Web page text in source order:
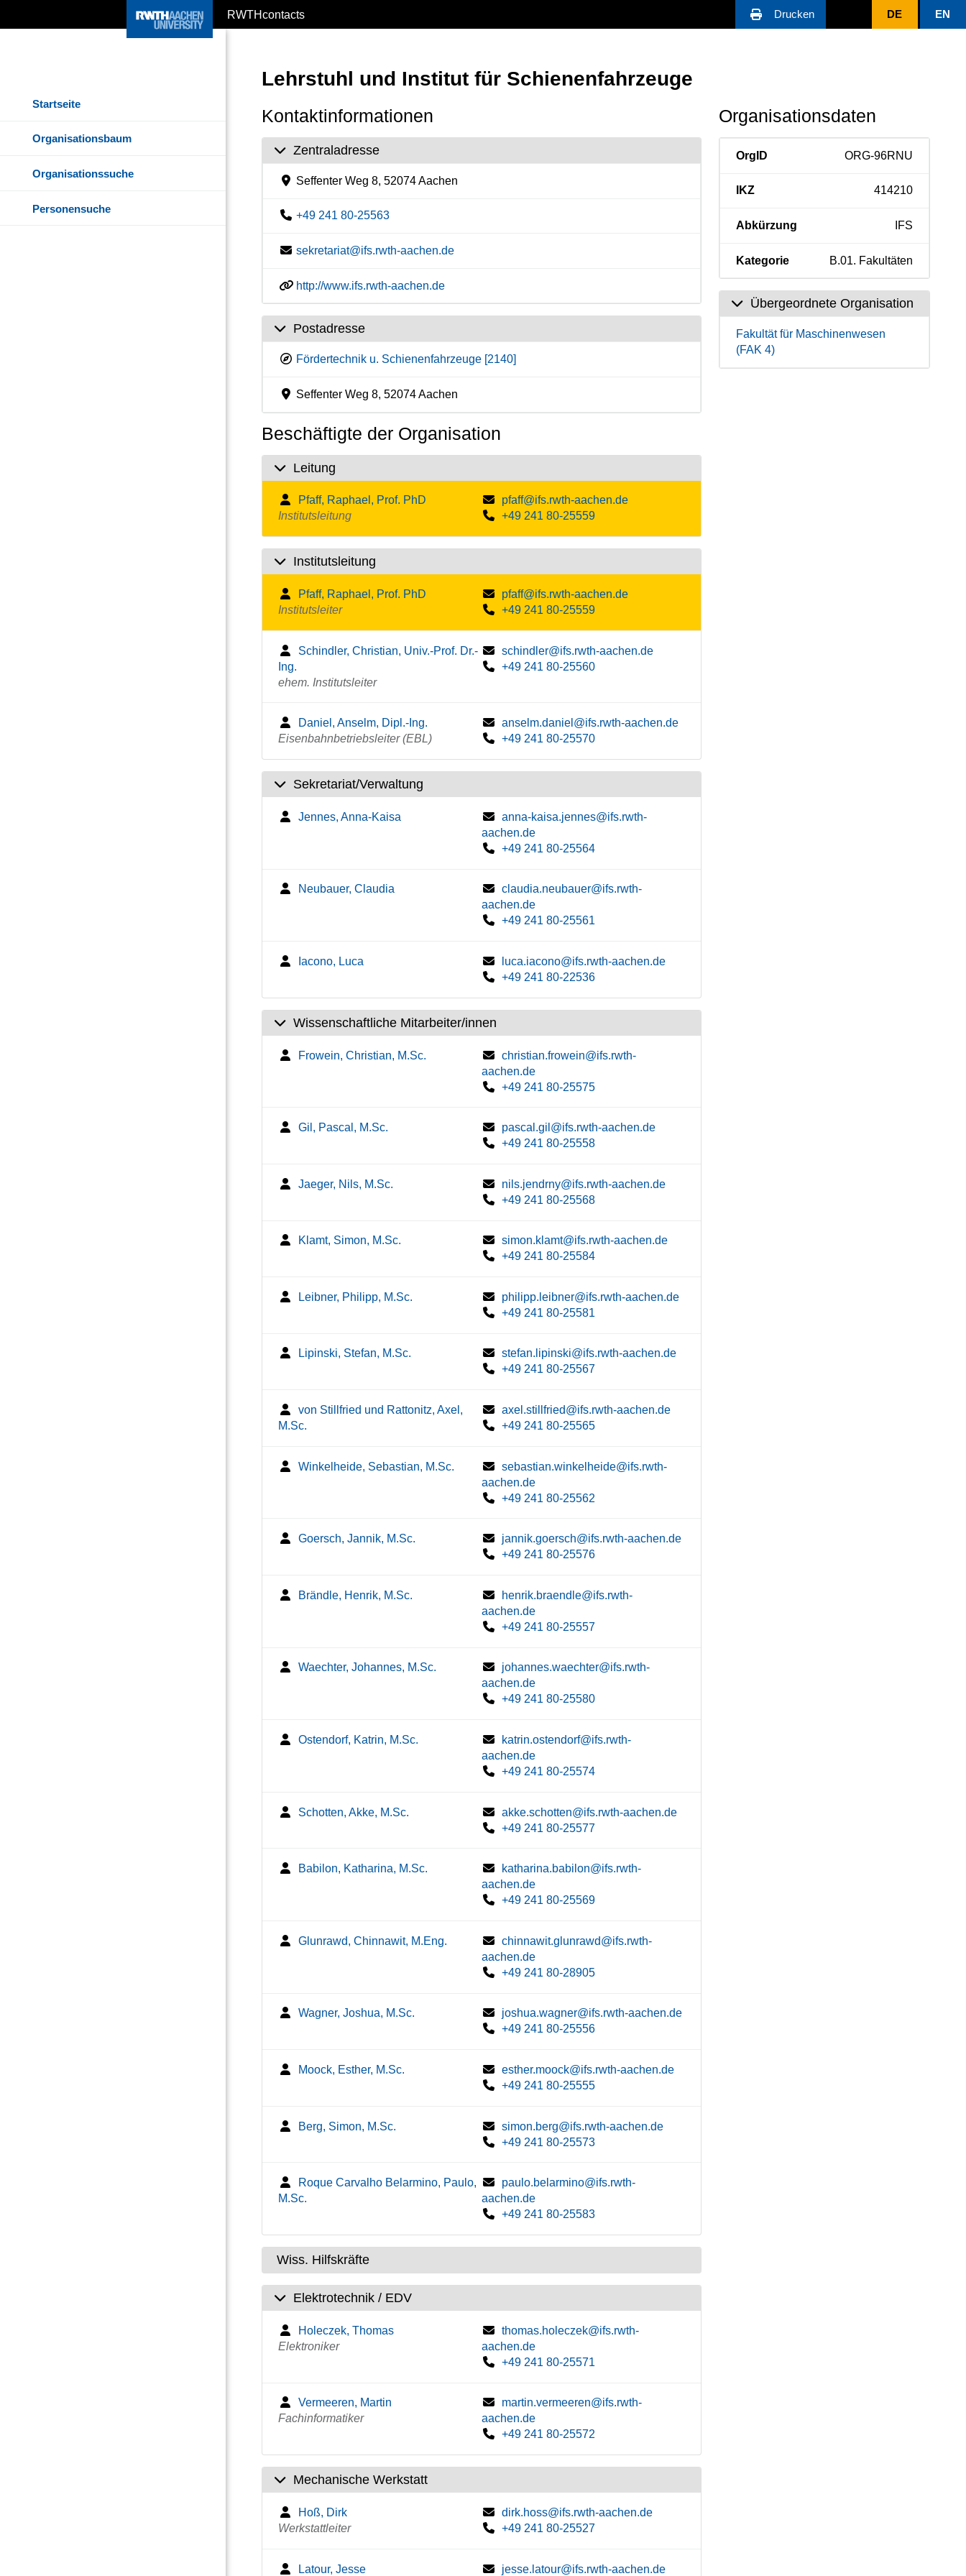
RWTHcontacts Drucken DE EN
Startseite
Organisationsbaum
Organisationssuche
Personensuche
Lehrstuhl und Institut für Schienenfahrzeuge
Kontaktinformationen
Zentraladresse
Seffenter Weg 8, 52074 Aachen
+49 241 80-25563
sekretariat@ifs.rwth-aachen.de
http://www.ifs.rwth-aachen.de
Postadresse
Fördertechnik u. Schienenfahrzeuge [2140]
Seffenter Weg 8, 52074 Aachen
Beschäftigte der Organisation
Leitung
Pfaff, Raphael, Prof. PhD
Institutsleitung
pfaff@ifs.rwth-aachen.de
+49 241 80-25559
Institutsleitung
Pfaff, Raphael, Prof. PhD
Institutsleiter
pfaff@ifs.rwth-aachen.de
+49 241 80-25559
Schindler, Christian, Univ.-Prof. Dr.-
Ing.
ehem. Institutsleiter
schindler@ifs.rwth-aachen.de
+49 241 80-25560
Daniel, Anselm, Dipl.-Ing.
Eisenbahnbetriebsleiter (EBL)
anselm.daniel@ifs.rwth-aachen.de
+49 241 80-25570
Sekretariat/Verwaltung
Jennes, Anna-Kaisa
anna-kaisa.jennes@ifs.rwth-
aachen.de
+49 241 80-25564
Neubauer, Claudia
claudia.neubauer@ifs.rwth-
aachen.de
+49 241 80-25561
Iacono, Luca
luca.iacono@ifs.rwth-aachen.de
+49 241 80-22536
Wissenschaftliche Mitarbeiter/innen
Frowein, Christian, M.Sc.
christian.frowein@ifs.rwth-
aachen.de
+49 241 80-25575
Gil, Pascal, M.Sc.
pascal.gil@ifs.rwth-aachen.de
+49 241 80-25558
Jaeger, Nils, M.Sc.
nils.jendrny@ifs.rwth-aachen.de
+49 241 80-25568
Klamt, Simon, M.Sc.
simon.klamt@ifs.rwth-aachen.de
+49 241 80-25584
Leibner, Philipp, M.Sc.
philipp.leibner@ifs.rwth-aachen.de
+49 241 80-25581
Lipinski, Stefan, M.Sc.
stefan.lipinski@ifs.rwth-aachen.de
+49 241 80-25567
von Stillfried und Rattonitz, Axel,
M.Sc.
axel.stillfried@ifs.rwth-aachen.de
+49 241 80-25565
Winkelheide, Sebastian, M.Sc.
sebastian.winkelheide@ifs.rwth-
aachen.de
+49 241 80-25562
Goersch, Jannik, M.Sc.
jannik.goersch@ifs.rwth-aachen.de
+49 241 80-25576
Brändle, Henrik, M.Sc.
henrik.braendle@ifs.rwth-
aachen.de
+49 241 80-25557
Waechter, Johannes, M.Sc.
johannes.waechter@ifs.rwth-
aachen.de
+49 241 80-25580
Ostendorf, Katrin, M.Sc.
katrin.ostendorf@ifs.rwth-
aachen.de
+49 241 80-25574
Schotten, Akke, M.Sc.
akke.schotten@ifs.rwth-aachen.de
+49 241 80-25577
Babilon, Katharina, M.Sc.
katharina.babilon@ifs.rwth-
aachen.de
+49 241 80-25569
Glunrawd, Chinnawit, M.Eng.
chinnawit.glunrawd@ifs.rwth-
aachen.de
+49 241 80-28905
Wagner, Joshua, M.Sc.
joshua.wagner@ifs.rwth-aachen.de
+49 241 80-25556
Moock, Esther, M.Sc.
esther.moock@ifs.rwth-aachen.de
+49 241 80-25555
Berg, Simon, M.Sc.
simon.berg@ifs.rwth-aachen.de
+49 241 80-25573
Roque Carvalho Belarmino, Paulo,
M.Sc.
paulo.belarmino@ifs.rwth-
aachen.de
+49 241 80-25583
Wiss. Hilfskräfte
Elektrotechnik / EDV
Holeczek, Thomas
Elektroniker
thomas.holeczek@ifs.rwth-
aachen.de
+49 241 80-25571
Vermeeren, Martin
Fachinformatiker
martin.vermeeren@ifs.rwth-
aachen.de
+49 241 80-25572
Mechanische Werkstatt
Hoß, Dirk
Werkstattleiter
dirk.hoss@ifs.rwth-aachen.de
+49 241 80-25527
Latour, Jesse jesse.latour@ifs.rwth-aachen.de
Organisationsdaten
OrgID ORG-96RNU
IKZ 414210
Abkürzung IFS
Kategorie B.01. Fakultäten
Übergeordnete Organisation
Fakultät für Maschinenwesen
(FAK 4)